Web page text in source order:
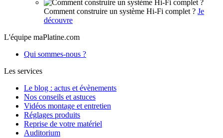
Comment construire un système Hi-Fi complet ? Je
découvre
L'équipe maPlatine.com
Qui sommes-nous ?
Les services
Le blog : actus et évènements
Nos conseils et astuces
Vidéos montage et entretien
Réglages produits
Reprise de votre matériel
Auditorium